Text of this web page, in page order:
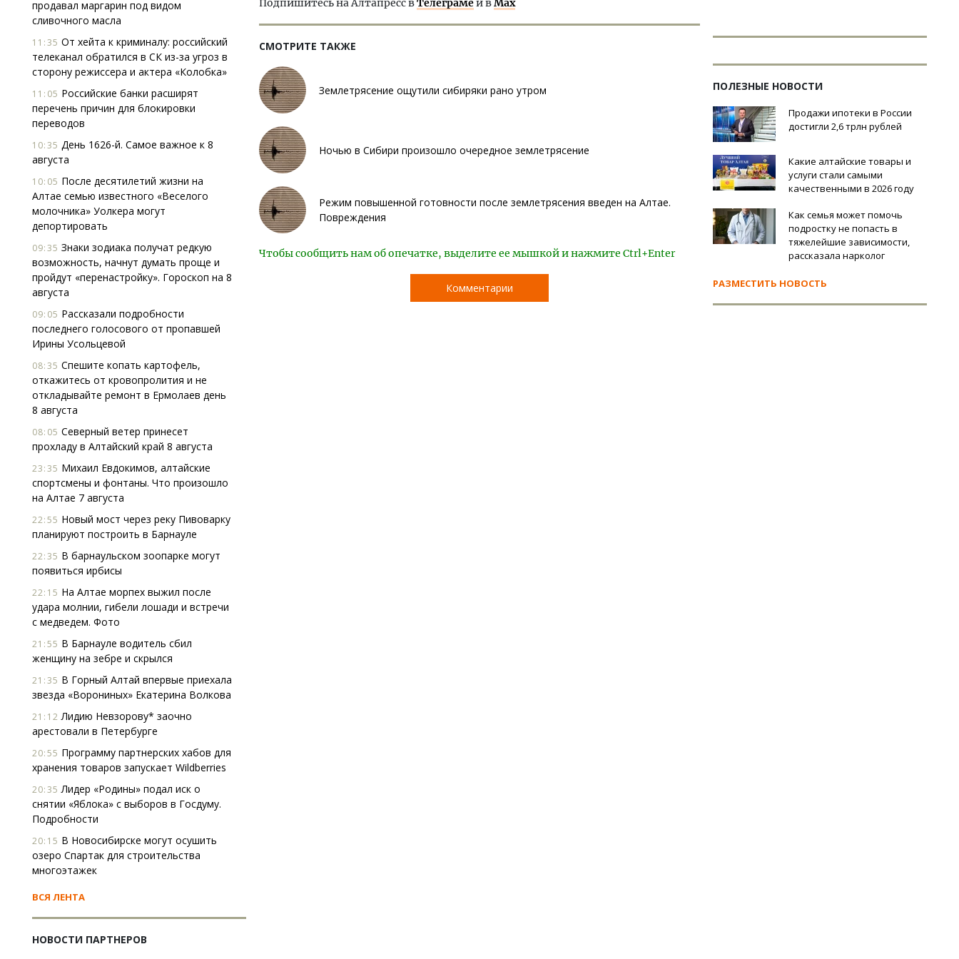
продавал маргарин под видом
сливочного масла
11:35 От хейта к криминалу: российский
телеканал обратился в СК из-за угроз в
сторону режиссера и актера «Колобка»
11:05 Российские банки расширят
перечень причин для блокировки
переводов
10:35 День 1626-й. Самое важное к 8
августа
10:05 После десятилетий жизни на
Алтае семью известного «Веселого
молочника» Уолкера могут
депортировать
09:35 Знаки зодиака получат редкую
возможность, начнут думать проще и
пройдут «перенастройку». Гороскоп на 8
августа
09:05 Рассказали подробности
последнего голосового от пропавшей
Ирины Усольцевой
08:35 Спешите копать картофель,
откажитесь от кровопролития и не
откладывайте ремонт в Ермолаев день
8 августа
08:05 Северный ветер принесет
прохладу в Алтайский край 8 августа
23:35 Михаил Евдокимов, алтайские
спортсмены и фонтаны. Что произошло
на Алтае 7 августа
22:55 Новый мост через реку Пивоварку
планируют построить в Барнауле
22:35 В барнаульском зоопарке могут
появиться ирбисы
22:15 На Алтае морпех выжил после
удара молнии, гибели лошади и встречи
с медведем. Фото
21:55 В Барнауле водитель сбил
женщину на зебре и скрылся
21:35 В Горный Алтай впервые приехала
звезда «Ворониных» Екатерина Волкова
21:12 Лидию Невзорову* заочно
арестовали в Петербурге
20:55 Программу партнерских хабов для
хранения товаров запускает Wildberries
20:35 Лидер «Родины» подал иск о
снятии «Яблока» с выборов в Госдуму.
Подробности
20:15 В Новосибирске могут осушить
озеро Спартак для строительства
многоэтажек
ВСЯ ЛЕНТА
НОВОСТИ ПАРТНЕРОВ
Подпишитесь на Алтапресс вТелеграмеи вMax
СМОТРИТЕ ТАКЖЕ
Землетрясение ощутили сибиряки рано утром
Ночью в Сибири произошло очередное землетрясение
Режим повышенной готовности после землетрясения введен на Алтае.
Повреждения
Чтобы сообщить нам об опечатке, выделите ее мышкой и нажмите Ctrl+Enter
Комментарии
ПОЛЕЗНЫЕ НОВОСТИ
Продажи ипотеки в России
достигли 2,6 трлн рублей
Какие алтайские товары и
услуги стали самыми
качественными в 2026 году
Как семья может помочь
подростку не попасть в
тяжелейшие зависимости,
рассказала нарколог
РАЗМЕСТИТЬ НОВОСТЬ